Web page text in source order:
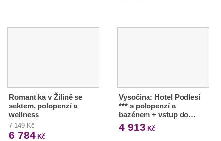
Romantika v Žilině se
sektem, polopenzí a
wellness
7 149 Kč
6 784 Kč
Vysočina: Hotel Podlesí
*** s polopenzí a
bazénem + vstup do…
4 913 Kč